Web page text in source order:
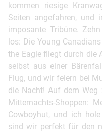
kommen riesige
Seiten angefahren, und
imposante Tribüne.
los: Die Young
the Eagle fliegt durch die
selbst aus einer
Flug, und wir feiern bei
die Nacht! Auf dem
Mitternachts-Shoppen:
Cowboyhut, und ich
sind wir perfekt für den